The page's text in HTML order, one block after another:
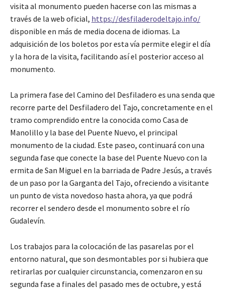
visita al monumento pueden hacerse con las mismas a
través de la web oficial, https://desfiladerodeltajo.info/
disponible en más de media docena de idiomas. La
adquisición de los boletos por esta vía permite elegir el día
y la hora de la visita, facilitando así el posterior acceso al
monumento.
La primera fase del Camino del Desfiladero es una senda que
recorre parte del Desfiladero del Tajo, concretamente en el
tramo comprendido entre la conocida como Casa de
Manolillo y la base del Puente Nuevo, el principal
monumento de la ciudad. Este paseo, continuará con una
segunda fase que conecte la base del Puente Nuevo con la
ermita de San Miguel en la barriada de Padre Jesús, a través
de un paso por la Garganta del Tajo, ofreciendo a visitante
un punto de vista novedoso hasta ahora, ya que podrá
recorrer el sendero desde el monumento sobre el río
Gudalevín.
Los trabajos para la colocación de las pasarelas por el
entorno natural, que son desmontables por si hubiera que
retirarlas por cualquier circunstancia, comenzaron en su
segunda fase a finales del pasado mes de octubre, y está